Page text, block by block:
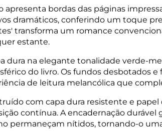
apresenta bordas das páginas
dramáticos, conferindo um toque
transforma um romance
estante.
dura na elegante tonalidade verde-
do livro. Os fundos desbotados
de leitura melancólica que
com capa dura resistente e
contínua. A encadernação durável
permaneçam nítidos, tornando-o